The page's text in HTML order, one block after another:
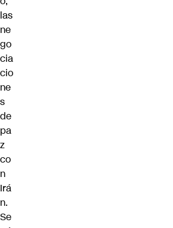
las
ne
go
cia
cio
ne
s
de
pa
z
co
n
Irá
n.
Se